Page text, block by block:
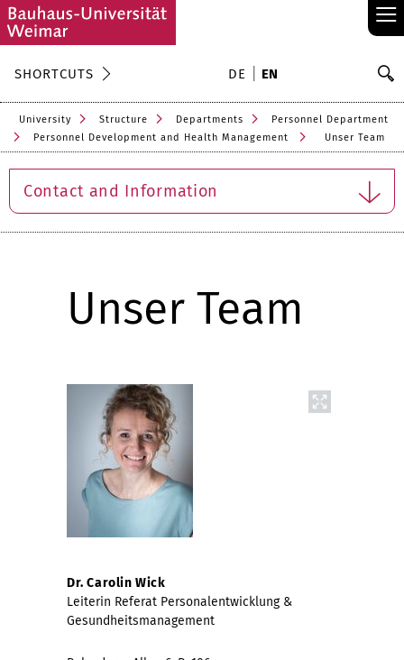
≡
SHORTCUTS DE EN
University Structure Departments
Personnel Department
Personnel Development and Health Management
Unser Team
Contact and Information
Unser Team
Dr. Carolin Wick
Leiterin Referat Personalentwicklung &
Gesundheitsmanagement